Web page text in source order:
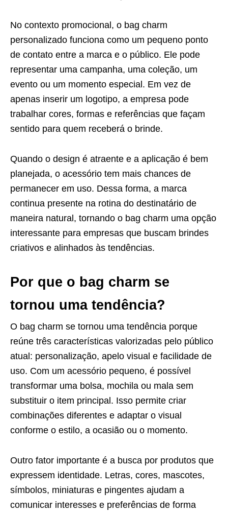
No contexto promocional, o bag charm
personalizado funciona como um pequeno ponto
de contato entre a marca e o público. Ele pode
representar uma campanha, uma coleção, um
evento ou um momento especial. Em vez de
apenas inserir um logotipo, a empresa pode
trabalhar cores, formas e referências que façam
sentido para quem receberá o brinde.
Quando o design é atraente e a aplicação é bem
planejada, o acessório tem mais chances de
permanecer em uso. Dessa forma, a marca
continua presente na rotina do destinatário de
maneira natural, tornando o bag charm uma opção
interessante para empresas que buscam brindes
criativos e alinhados às tendências.
Por que o bag charm se
tornou uma tendência?
O bag charm se tornou uma tendência porque
reúne três características valorizadas pelo público
atual: personalização, apelo visual e facilidade de
uso. Com um acessório pequeno, é possível
transformar uma bolsa, mochila ou mala sem
substituir o item principal. Isso permite criar
combinações diferentes e adaptar o visual
conforme o estilo, a ocasião ou o momento.
Outro fator importante é a busca por produtos que
expressem identidade. Letras, cores, mascotes,
símbolos, miniaturas e pingentes ajudam a
comunicar interesses e preferências de forma